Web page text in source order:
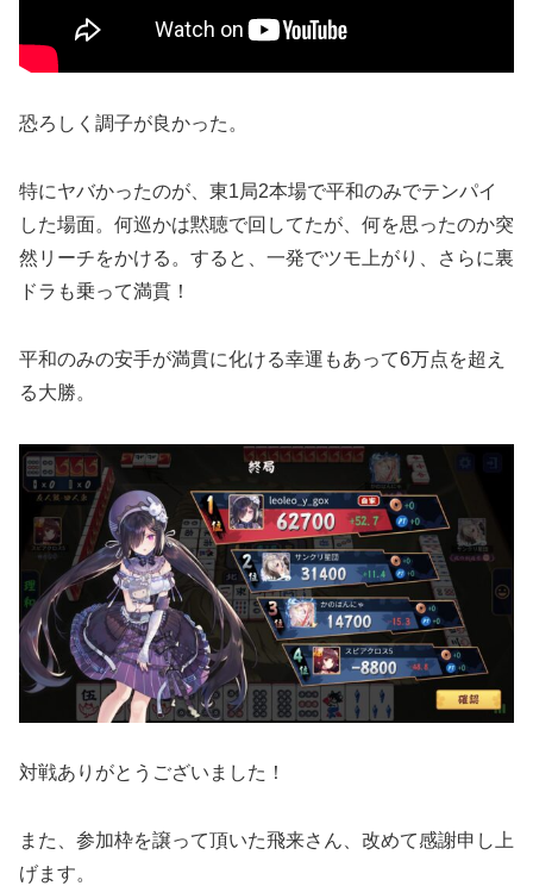
恐ろしく調子が良かった。
特にヤバかったのが、東1局2本場で平和のみでテンパイ
した場面。何巡かは黙聴で回してたが、何を思ったのか突
然リーチをかける。すると、一発でツモ上がり、さらに裏
ドラも乗って満貫！
平和のみの安手が満貫に化ける幸運もあって6万点を超え
る大勝。
対戦ありがとうございました！
また、参加枠を譲って頂いた飛来さん、改めて感謝申し上
げます。